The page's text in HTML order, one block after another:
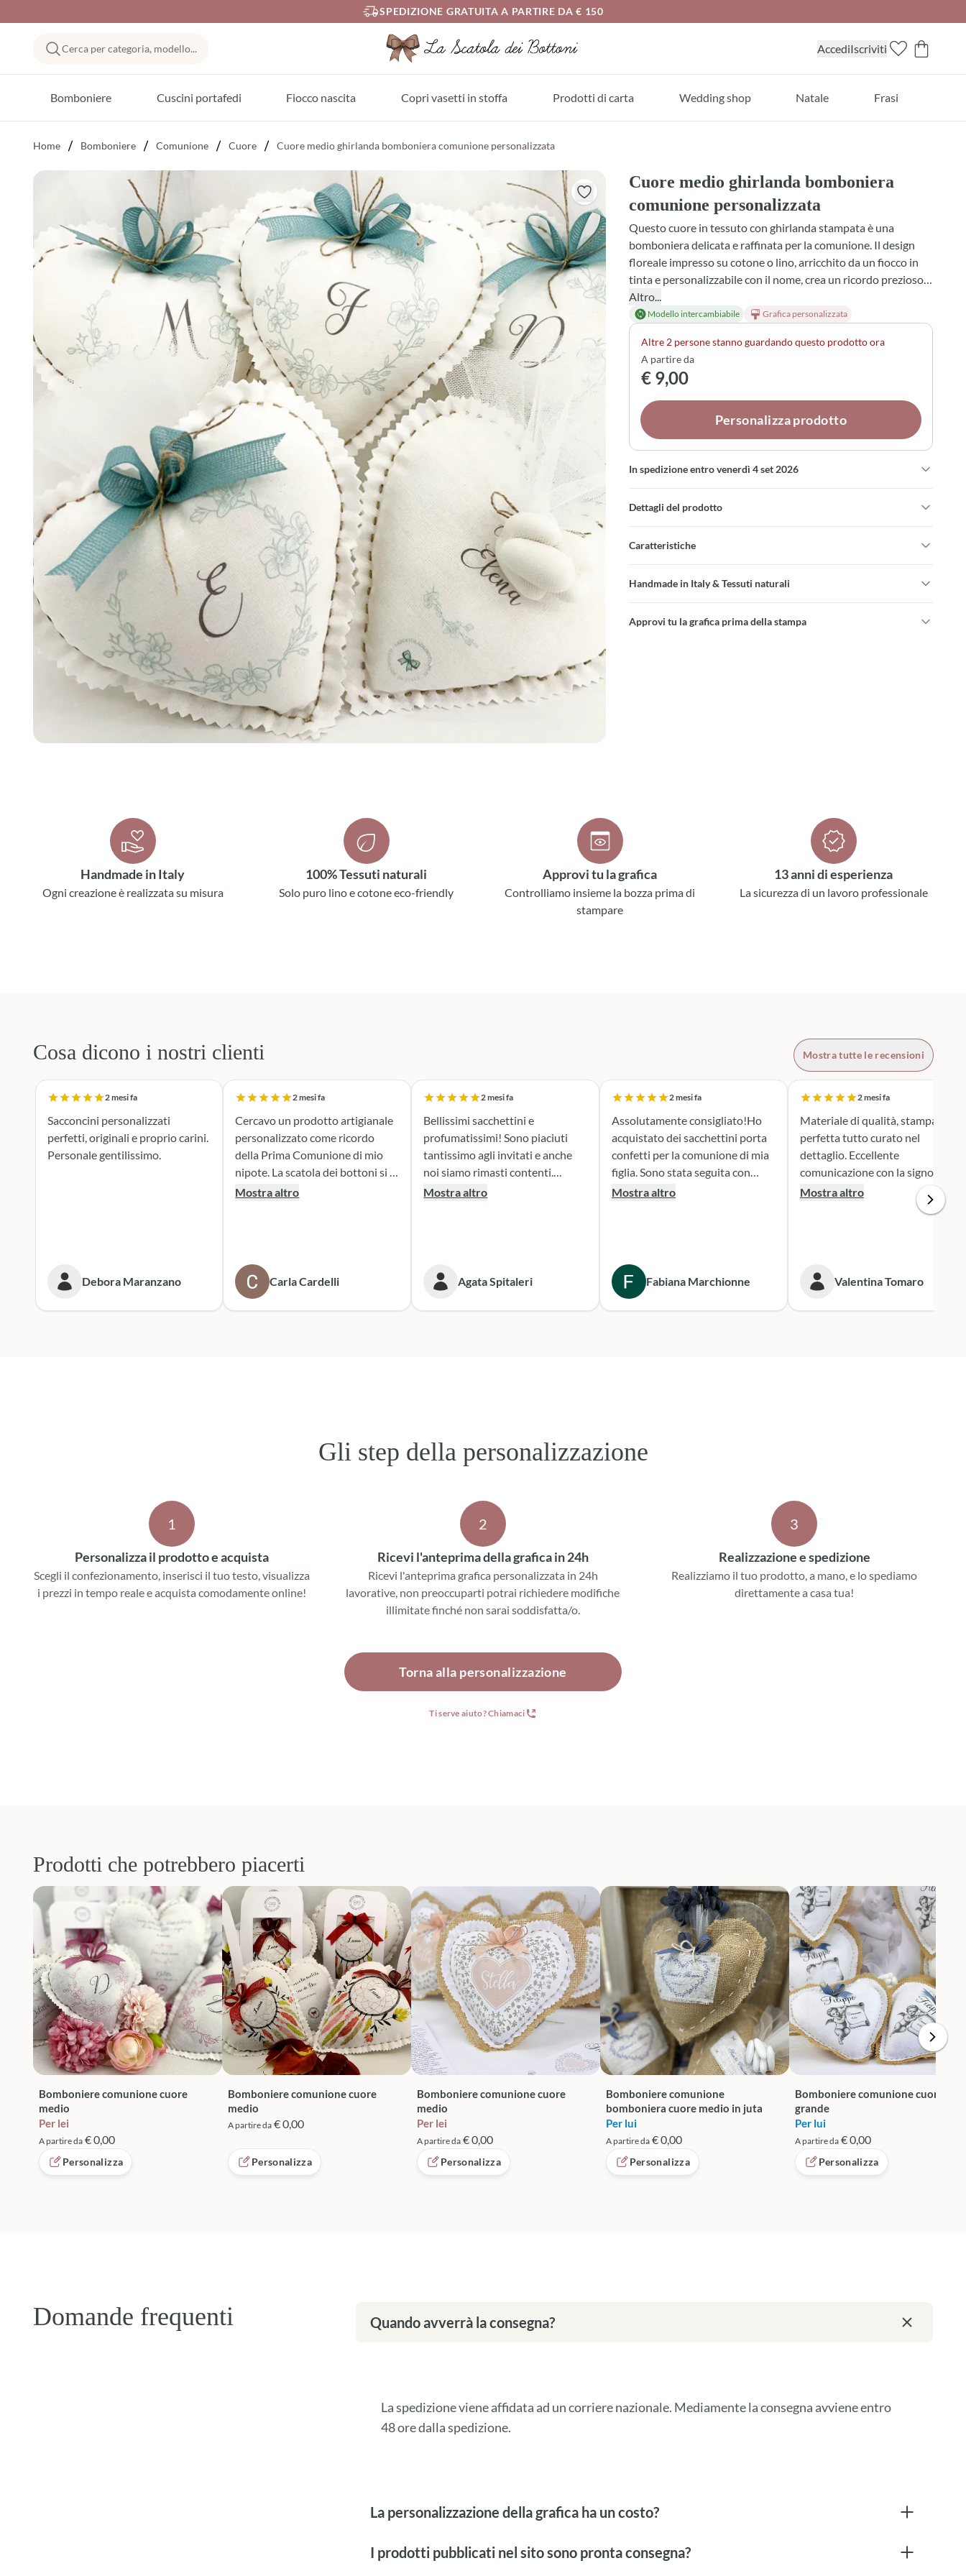
SPEDIZIONE GRATUITA A PARTIRE DA € 150
Cerca per categoria, modello... AccediIscriviti
Bomboniere Cuscini portafedi Fiocco nascita Copri vasetti in stoffa Prodotti di carta Wedding shop Natale Frasi
Home Bomboniere Comunione Cuore Cuore medio ghirlanda bomboniera comunione personalizzata
Cuore medio ghirlanda bomboniera
comunione personalizzata
Questo cuore in tessuto con ghirlanda stampata è una
bomboniera delicata e raffinata per la comunione. Il design
floreale impresso su cotone o lino, arricchito da un fiocco in
tinta e personalizzabile con il nome, crea un ricordo prezioso e
tangibile. Scegli tra diverse profumazioni, confetti assortiti e
varianti di colore per adattare ogni dettaglio al tema della
celebrazione.
Altro...
Modello intercambiabile Grafica personalizzata
Altre 2 persone stanno guardando questo prodotto ora
A partire da
€ 9,00
Personalizza prodotto
In spedizione entro venerdì 4 set 2026
Dettagli del prodotto
Caratteristiche
Handmade in Italy & Tessuti naturali
Approvi tu la grafica prima della stampa
Handmade in Italy
Ogni creazione è realizzata su misura
100% Tessuti naturali
Solo puro lino e cotone eco-friendly
Approvi tu la grafica
Controlliamo insieme la bozza prima di
stampare
13 anni di esperienza
La sicurezza di un lavoro professionale
Cosa dicono i nostri clienti Mostra tutte le recensioni
2 mesi fa
Sacconcini personalizzati
perfetti, originali e proprio carini.
Personale gentilissimo.
Debora Maranzano
2 mesi fa
Cercavo un prodotto artigianale
personalizzato come ricordo
della Prima Comunione di mio
nipote. La scatola dei bottoni si è
rivelata la scelta perfetta. Il
tenero e accattivante e ne sono
entusiasta. Mi rivolgerò
sicuramente a loro per le
Mostra altro
Carla Cardelli
2 mesi fa
Bellissimi sacchettini e
profumatissimi! Sono piaciuti
tantissimo agli invitati e anche
noi siamo rimasti contenti.
Consigliato!
Mostra altro
Agata Spitaleri
2 mesi fa
Assolutamente consigliato!Ho
acquistato dei sacchettini porta
confetti per la comunione di mia
figlia. Sono stata seguita con
attenzione e serietà nella scelta e
Consegna puntualissima
secondo i tempi stabiliti.
Sicuramente mi rivolgerò a loro
Mostra altro
Fabiana Marchionne
2 mesi fa
Materiale di qualità, stampa
perfetta tutto curato nel
dettaglio. Eccellente
comunicazione con la signora
Silvia per qualsiasi cambiamento
nella produzione e nel dare
Mostra altro
Valentina Tomaro
Gli step della personalizzazione
1
Personalizza il prodotto e acquista
Scegli il confezionamento, inserisci il tuo testo, visualizza
i prezzi in tempo reale e acquista comodamente online!
2
Ricevi l'anteprima della grafica in 24h
Ricevi l'anteprima grafica personalizzata in 24h
lavorative, non preoccuparti potrai richiedere modifiche
illimitate finché non sarai soddisfatta/o.
3
Realizzazione e spedizione
Realizziamo il tuo prodotto, a mano, e lo spediamo
direttamente a casa tua!
Torna alla personalizzazione
Ti serve aiuto? Chiamaci
Prodotti che potrebbero piacerti
Bomboniere comunione cuore
medio
Per lei
A partire da € 0,00
Personalizza
Bomboniere comunione cuore
medio
A partire da€ 0,00
Personalizza
Bomboniere comunione cuore
medio
Per lei
A partire da€ 0,00
Personalizza
Bomboniere comunione
bomboniera cuore medio in juta
Per lui
A partire da€ 0,00
Personalizza
Bomboniere comunione cuore
grande
Per lui
A partire da€ 0,00
Personalizza
Domande frequenti Quando avverrà la consegna?
La spedizione viene affidata ad un corriere nazionale. Mediamente la consegna avviene entro
48 ore dalla spedizione.
La personalizzazione della grafica ha un costo?
I prodotti pubblicati nel sito sono pronta consegna?